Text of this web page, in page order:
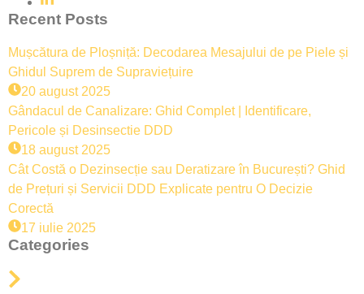
Recent Posts
Mușcătura de Ploșniță: Decodarea Mesajului de pe Piele și
Ghidul Suprem de Supraviețuire
20 august 2025
Gândacul de Canalizare: Ghid Complet | Identificare,
Pericole și Desinsectie DDD
18 august 2025
Cât Costă o Dezinsecție sau Deratizare în București? Ghid
de Prețuri și Servicii DDD Explicate pentru O Decizie
Corectă
17 iulie 2025
Categories